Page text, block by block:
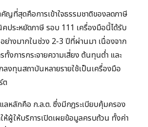
ญที่สุดคือการเข้าใจธรรมชาติของลดภาษี
ประหยัดภาษี รอบ 111 เครื่องมือนี้ได้รับ
างมากในช่วง 2-3 ปีที่ผ่านมา เนื่องจาก
ทั้งการกระจายความเสี่ยง ต้นทุนต่ำ และ
งทุนสถาบันหลายรายใช้เป็นเครื่องมือ
ต
ลหลักคือ ก.ล.ต. ซึ่งมีกฎระเบียบคุ้มครอง
ผู้ให้บริการเปิดเผยข้อมูลครบถ้วน ทั้งค่า